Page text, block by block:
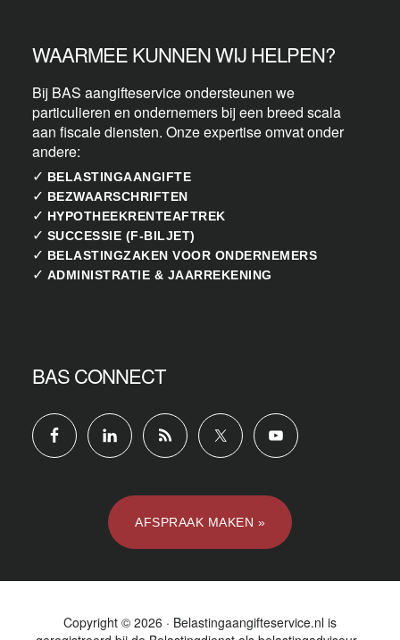
WAARMEE KUNNEN WIJ HELPEN?
Bij BAS aangifteservice ondersteunen we
particulieren en ondernemers bij een breed scala
aan fiscale diensten. Onze expertise omvat onder
andere:
✓ BELASTINGAANGIFTE
✓ BEZWAARSCHRIFTEN
✓ HYPOTHEEKRENTEAFTREK
✓ SUCCESSIE (F-BILJET)
✓ BELASTINGZAKEN VOOR ONDERNEMERS
✓ ADMINISTRATIE & JAARREKENING
BAS CONNECT
AFSPRAAK MAKEN »
Copyright © 2026 · Belastingaangifteservice.nl is